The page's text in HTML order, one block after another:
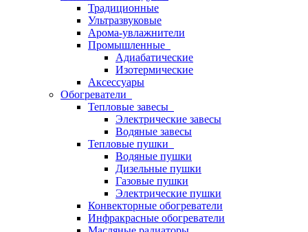
Традиционные
Ультразвуковые
Арома-увлажнители
Промышленныe
Адиабатические
Изотермические
Аксессуары
Обогреватели
Тепловые завесы
Электрические завесы
Водяные завесы
Тепловые пушки
Водяные пушки
Дизельные пушки
Газовые пушки
Электрические пушки
Конвекторные обогреватели
Инфракрасные обогреватели